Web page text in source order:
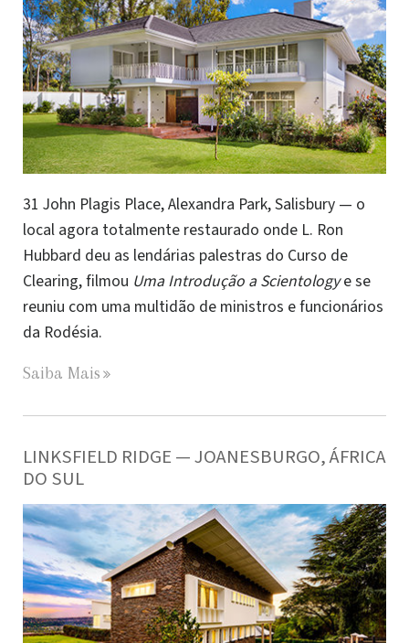
31 John Plagis Place, Alexandra Park, Salisbury — o
local agora totalmente restaurado onde L. Ron
Hubbard deu as lendárias palestras do Curso de
Clearing, filmou Uma Introdução a Scientologye se
reuniu com uma multidão de ministros e funcionários
da Rodésia.
Saiba Mais
LINKSFIELD RIDGE — JOANESBURGO, ÁFRICA
DO SUL